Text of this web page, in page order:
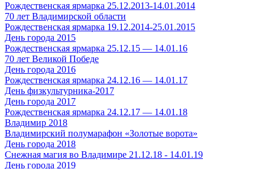
Рождественская ярмарка 25.12.2013-14.01.2014
70 лет Владимирской области
Рождественская ярмарка 19.12.2014-25.01.2015
День города 2015
Рождественская ярмарка 25.12.15 — 14.01.16
70 лет Великой Победе
День города 2016
Рождественская ярмарка 24.12.16 — 14.01.17
День физкультурника-2017
День города 2017
Рождественская ярмарка 24.12.17 — 14.01.18
Владимир 2018
Владимирский полумарафон «Золотые ворота»
День города 2018
Снежная магия во Владимире 21.12.18 - 14.01.19
День города 2019